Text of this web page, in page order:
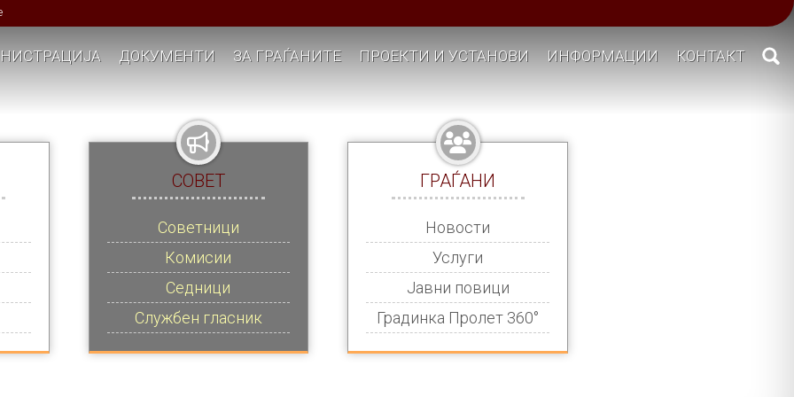
ДОКУМЕНТИ ЗА ГРАЃАНИТЕ ПРОЕКТИ И УСТАНОВИ ИНФОРМАЦИИ КОНТАКТ
СОВЕТ
Советници
Комисии
Седници
Службен гласник
ГРАЃАНИ
Новости
Услуги
Јавни повици
Градинка Пролет 360°